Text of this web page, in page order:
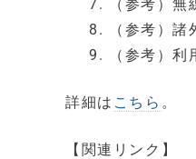
（参考）
（参考）
（参考）
詳細は こちら 。
【関連リンク】